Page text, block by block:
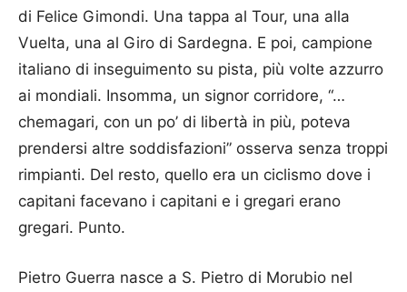
di Felice Gimondi. Una tappa al Tour, una alla
Vuelta, una al Giro di Sardegna. E poi, campione
italiano di inseguimento su pista, più volte azzurro
ai mondiali. Insomma, un signor corridore, “…
chemagari, con un po’ di libertà in più, poteva
prendersi altre soddisfazioni” osserva senza troppi
rimpianti. Del resto, quello era un ciclismo dove i
capitani facevano i capitani e i gregari erano
gregari. Punto.
Pietro Guerra nasce a S. Pietro di Morubio nel